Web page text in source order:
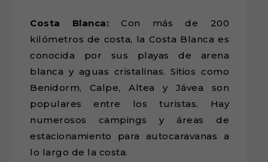
Costa Blanca: Con más de 200
kilómetros de costa, la Costa Blanca es
conocida por sus playas de arena
blanca y aguas cristalinas. Sitios como
Benidorm, Calpe, Altea y Jávea son
populares entre los turistas. Hay
numerosos campings y áreas de
estacionamiento para autocaravanas a
lo largo de la costa.